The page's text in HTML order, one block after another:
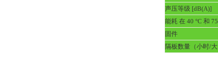
声压等级 [dB(A)]
能耗 在 40 °C 和
固件
隔板数量（小时/